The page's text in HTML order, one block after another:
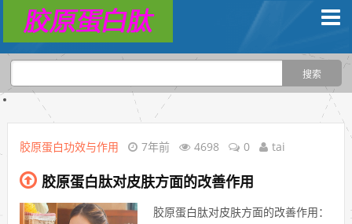
胶原蛋白功效与作用 7年前 4698 0 tai
胶原蛋白肽对皮肤方面的改善作用
胶原蛋白肽对皮肤方面的改善作用：